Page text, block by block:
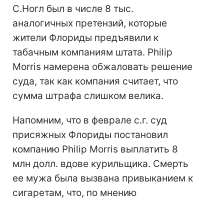
С.Ногл был в числе 8 тыс.
аналогичных претензий, которые
жители Флориды предъявили к
табачным компаниям штата. Philip
Morris намерена обжаловать решение
суда, так как компания считает, что
сумма штрафа слишком велика.
Напомним, что в феврале с.г. суд
присяжных Флориды постановил
компанию Philip Morris выплатить 8
млн долл. вдове курильщика. Смерть
ее мужа была вызвана привыканием к
сигаретам, что, по мнению